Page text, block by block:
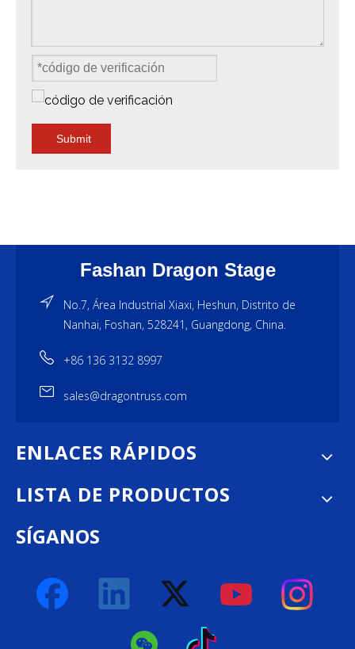
Submit
Fashan Dragon Stage
No.7, Área Industrial Xiaxi, Heshun, Distrito de
Nanhai, Foshan, 528241, Guangdong, China.
+86 136 3132 8997
sales@dragontruss.com
ENLACES RÁPIDOS
LISTA DE PRODUCTOS
SÍGANOS